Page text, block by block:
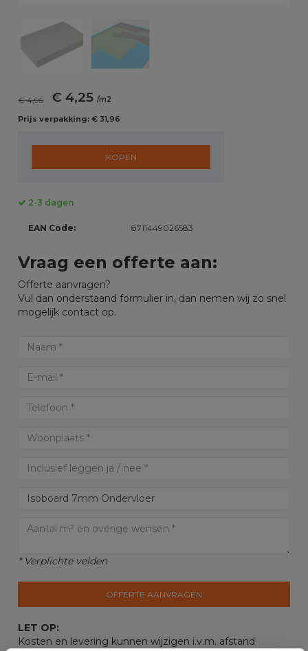
€ 4,95 € 4,25/m2
Prijs verpakking: € 31,96
KOPEN
2-3 dagen
EAN Code: 8711449026583
Vraag een offerte aan:
Offerte aanvragen?
Vul dan onderstaand formulier in, dan nemen wij zo snel
mogelijk contact op.
* Verplichte velden
OFFERTE AANVRAGEN
LET OP:
Kosten en levering kunnen wijzigen i.v.m. afstand